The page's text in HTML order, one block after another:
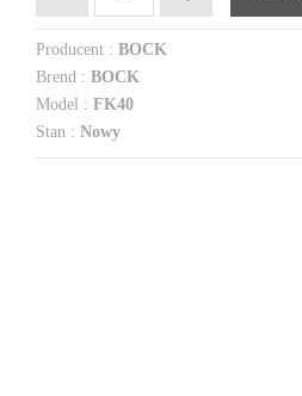
Producent : BOCK
Brend : BOCK
Model : FK40
Stan : Nowy